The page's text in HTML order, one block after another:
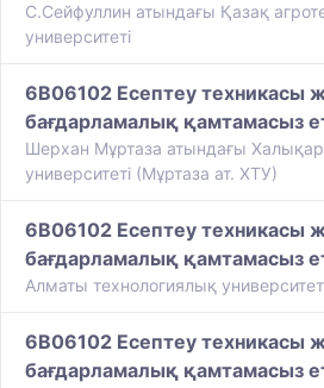
С.Сейфуллин атындағы Қазақ
университеті
6B06102 Есептеу техникасы
бағдарламалық қамтамасыз
Шерхан Мұртаза атындағы
университеті (Мұртаза ат. ХТУ)
6B06102 Есептеу техникасы
бағдарламалық қамтамасыз
Алматы технологиялық
6B06102 Есептеу техникасы
бағдарламалық қамтамасыз